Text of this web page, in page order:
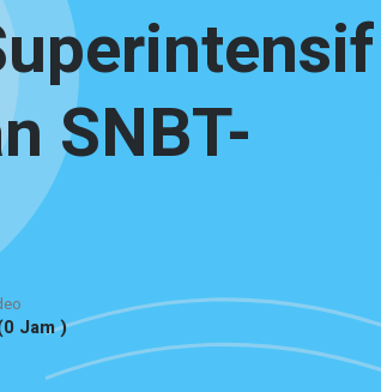
SNBT-
Jam )